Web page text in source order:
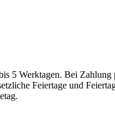
5 Werktagen. Bei
Feiertage und